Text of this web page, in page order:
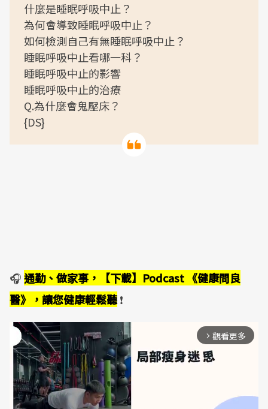
什麼是睡眠呼吸中止？
為何會導致睡眠呼吸中止？
如何檢測自己有無睡眠呼吸中止？
睡眠呼吸中止看哪一科？
睡眠呼吸中止的影響
睡眠呼吸中止的治療
Q.為什麼會鬼壓床？
{DS}
🎧通勤、做家事，【下載】Podcast 《健康問良
醫》，讓您健康輕鬆聽❗
arrow_forward_ios 觀看更多